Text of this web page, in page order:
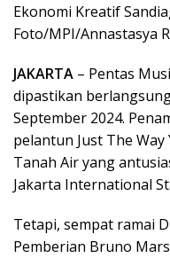
Ekonomi Kreatif
Foto/MPI/Annastasya
JAKARTA – Pentas
dipastikan
September 2024.
pelantun Just The
Tanah Air yang
Jakarta International
Tetapi, sempat ramai
Pemberian Bruno